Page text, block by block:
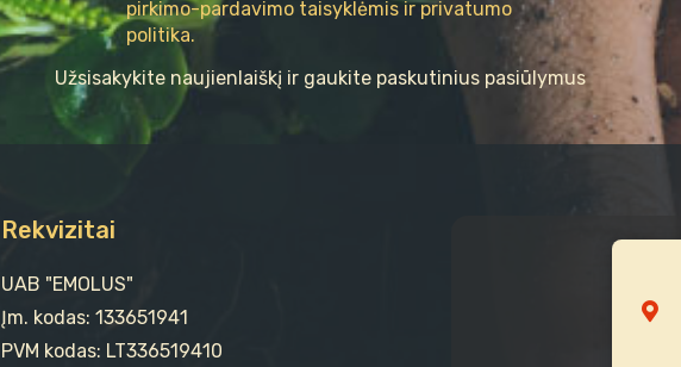
pirkimo-pardavimo taisyklėmis ir privatumo
politika.
Užsisakykite naujienlaiškį ir gaukite paskutinius pasiūlymus
Rekvizitai
UAB "EMOLUS"
Įm. kodas: 133651941
PVM kodas: LT336519410